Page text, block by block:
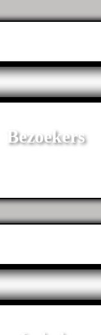
Bezoekers